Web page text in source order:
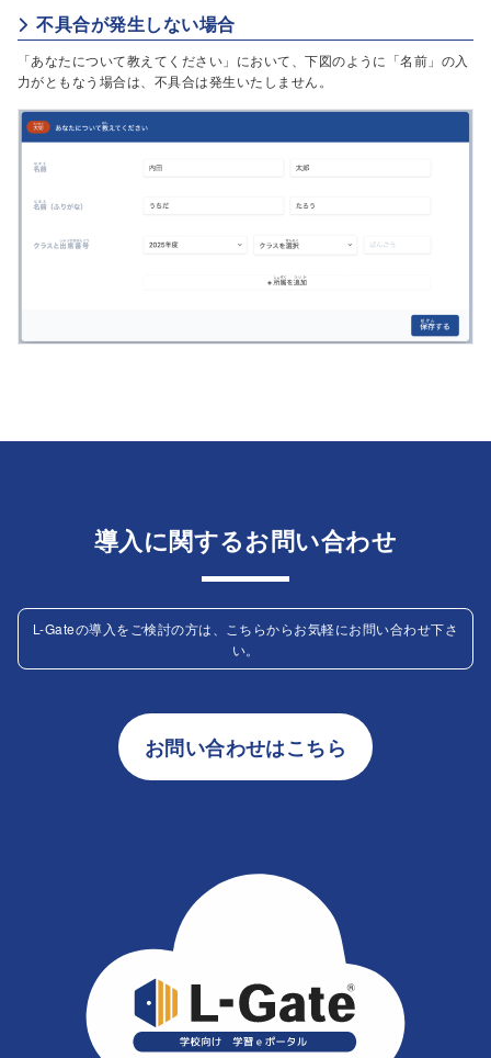
不具合が発生しない場合
「あなたについて教えてください」において、下図のように「名前」の入
力がともなう場合は、不具合は発生いたしません。
導入に関するお問い合わせ
L-Gateの導入をご検討の方は、こちらからお気軽にお問い合わせ下さ
い。
お問い合わせはこちら